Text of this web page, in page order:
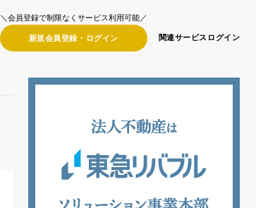
＼会員登録で制限なくサービス利用可能／
新規会員登録・ ログイン 関連サービス ログイン